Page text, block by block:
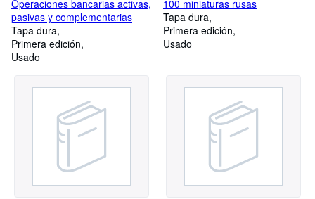
Operaciones bancarias activas,
pasivas y complementarias
Tapa dura
Primera edición
Usado
100 miniaturas rusas
Tapa dura
Primera edición
Usado